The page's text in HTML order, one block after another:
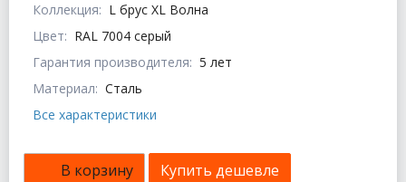
Коллекция: L брус XL Волна
Цвет: RAL 7004 серый
Гарантия производителя: 5 лет
Материал: Сталь
Все характеристики
В корзину Купить дешевле